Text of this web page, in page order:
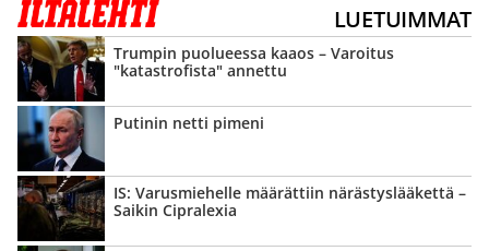
LUETUIMMAT
Trumpin puolueessa kaaos – Varoitus
"katastrofista" annettu
Putinin netti pimeni
IS: Varusmiehelle määrättiin närästys­lääkettä –
Saikin Cipralexia